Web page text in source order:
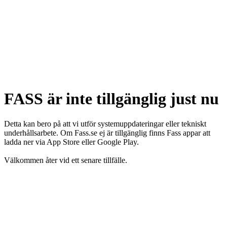
FASS är inte tillgänglig just nu
Detta kan bero på att vi utför systemuppdateringar eller tekniskt
underhållsarbete. Om Fass.se ej är tillgänglig finns Fass appar att
ladda ner via App Store eller Google Play.
Välkommen åter vid ett senare tillfälle.